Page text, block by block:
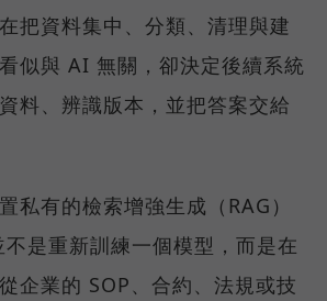
把資料集中、分類、清理與建
似與 AI 無關，卻決定後續系統
料、辨識版本，並把答案交給
私有的檢索增強生成（RAG）
是重新訓練一個模型，而是在
企業的 SOP、合約、法規或技